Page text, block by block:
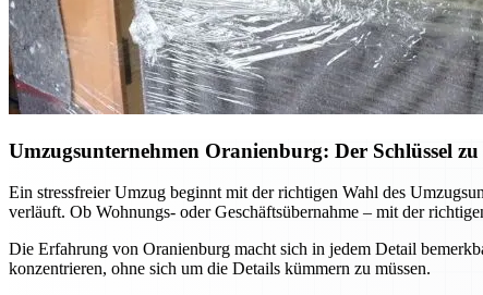
Umzugsunternehmen Oranienburg: Der Schlüssel zu
Ein stressfreier Umzug beginnt mit der richtigen Wahl des
verläuft. Ob Wohnungs- oder Geschäftsübernahme – mit der
Die Erfahrung von Oranienburg macht sich in jedem Detail
konzentrieren, ohne sich um die Details kümmern zu müssen.